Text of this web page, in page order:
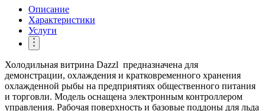
Описание
Характеристики
Услуги
Холодильная витрина Dazzl предназначена для
демонстрации, охлаждения и кратковременного хранения
охлажденной рыбы на предприятиях общественного питания
и торговли. Модель оснащена электронным контроллером
управления. Рабочая поверхность и базовые поддоны для льда